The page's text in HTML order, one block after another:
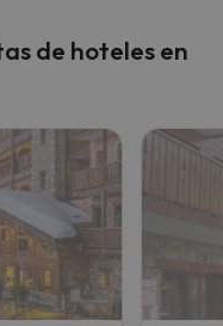
de hoteles en